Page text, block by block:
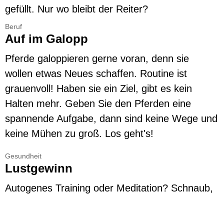
gefüllt. Nur wo bleibt der Reiter?
Beruf
Auf im Galopp
Pferde galoppieren gerne voran, denn sie
wollen etwas Neues schaffen. Routine ist
grauenvoll! Haben sie ein Ziel, gibt es kein
Halten mehr. Geben Sie den Pferden eine
spannende Aufgabe, dann sind keine Wege und
keine Mühen zu groß. Los geht's!
Gesundheit
Lustgewinn
Autogenes Training oder Meditation? Schnaub,